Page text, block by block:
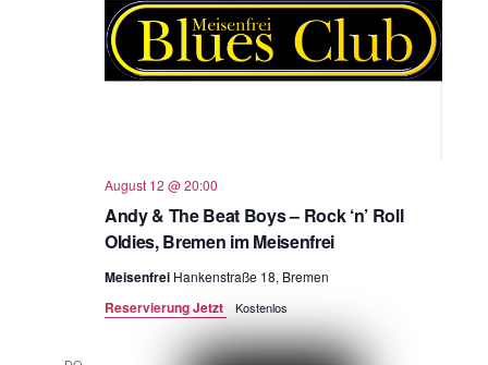
Andy & The Beat Boys – Rock ‘n’ Roll
Oldies, Bremen im Meisenfrei
August 12 @ 20:00
Meisenfrei Hankenstraße 18, Bremen
Reservierung Jetzt Kostenlos